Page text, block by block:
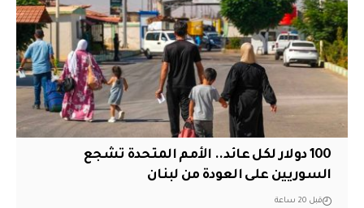
100 دولار لكل عائد.. الأمم المتحدة تشجع
السوريين على العودة من لبنان
قبل 20 ساعة